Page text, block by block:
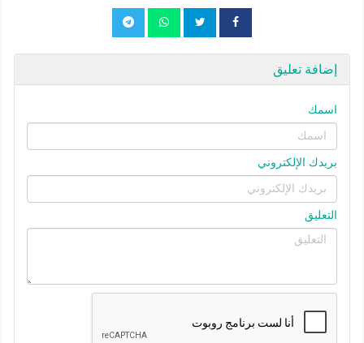
إضافة تعليق
اسمك
بريدك الإلكتروني
التعليق